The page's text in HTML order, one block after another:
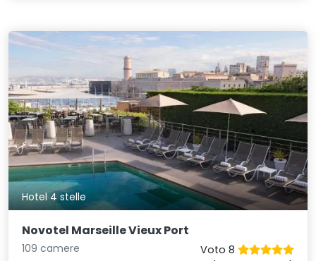
Hotel 4 stelle
Novotel Marseille Vieux Port
109 camere
Voto 8